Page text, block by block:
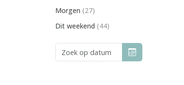
Morgen (27)
Dit weekend (44)